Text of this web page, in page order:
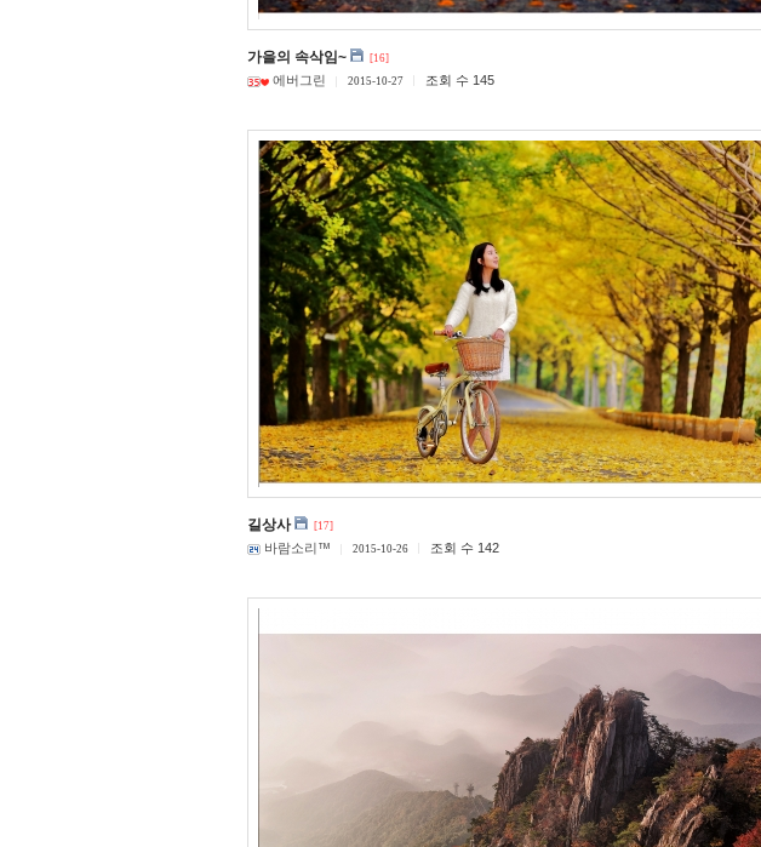
가을의 속삭임~ [16]
에버그린 2015-10-27 조회 수 145
길상사 [17]
바람소리™ 2015-10-26 조회 수 142